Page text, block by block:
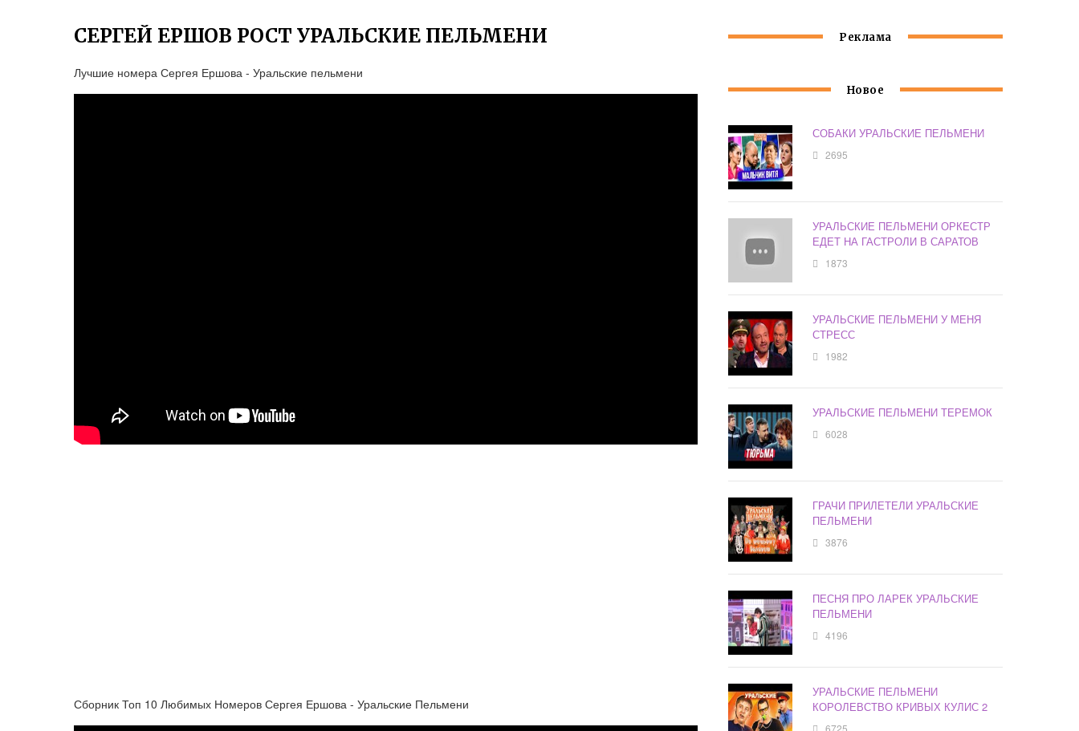
СЕРГЕЙ ЕРШОВ РОСТ УРАЛЬСКИЕ ПЕЛЬМЕНИ
Лучшие номера Сергея Ершова - Уральские пельмени
Сборник Топ 10 Любимых Номеров Сергея Ершова - Уральские Пельмени
Реклама
Новое
СОБАКИ УРАЛЬСКИЕ ПЕЛЬМЕНИ
2695
УРАЛЬСКИЕ ПЕЛЬМЕНИ ОРКЕСТР
ЕДЕТ НА ГАСТРОЛИ В САРАТОВ
1873
УРАЛЬСКИЕ ПЕЛЬМЕНИ У МЕНЯ
СТРЕСС
1982
УРАЛЬСКИЕ ПЕЛЬМЕНИ ТЕРЕМОК
6028
ГРАЧИ ПРИЛЕТЕЛИ УРАЛЬСКИЕ
ПЕЛЬМЕНИ
3876
ПЕСНЯ ПРО ЛАРЕК УРАЛЬСКИЕ
ПЕЛЬМЕНИ
4196
УРАЛЬСКИЕ ПЕЛЬМЕНИ
КОРОЛЕВСТВО КРИВЫХ КУЛИС 2